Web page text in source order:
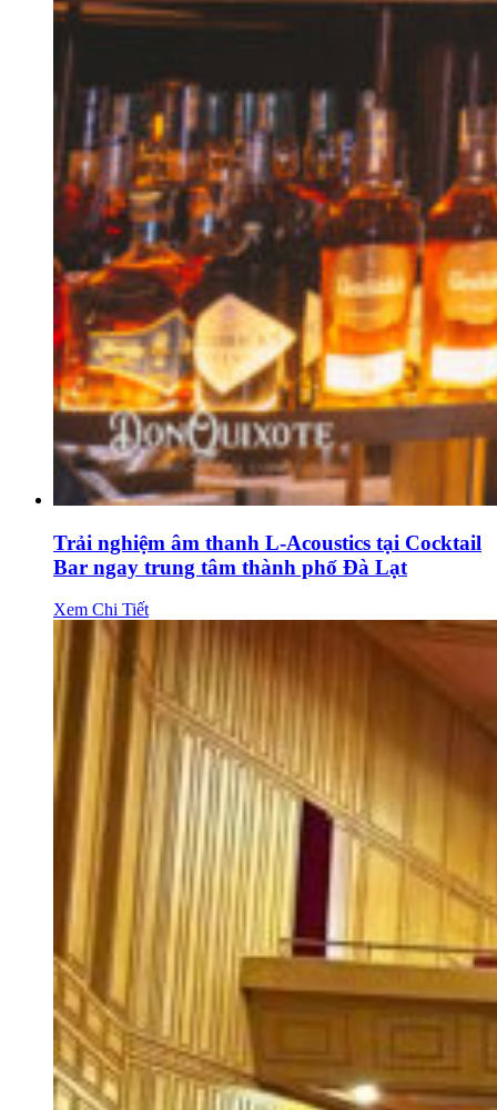
Trải nghiệm âm thanh L-Acoustics tại Cocktail
Bar ngay trung tâm thành phố Đà Lạt
Xem Chi Tiết